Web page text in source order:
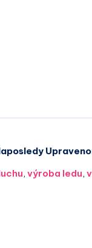
, výroba ledu,